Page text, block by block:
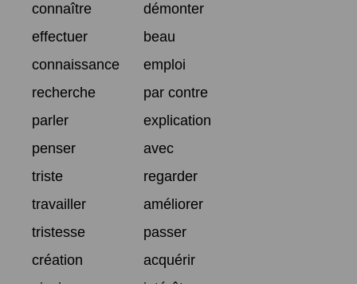
connaître
démonter
effectuer
beau
connaissance
emploi
recherche
par contre
parler
explication
penser
avec
triste
regarder
travailler
améliorer
tristesse
passer
création
acquérir